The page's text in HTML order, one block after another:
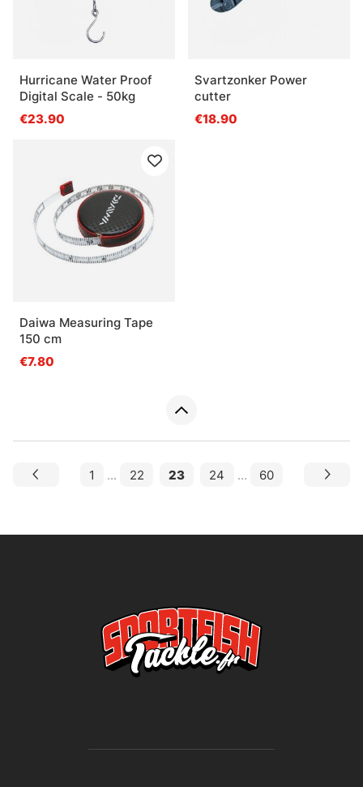
Hurricane Water Proof
Digital Scale - 50kg
€23.90
Svartzonker Power
cutter
€18.90
Daiwa Measuring Tape
150 cm
€7.80
1 ... 22 23 24 ... 60